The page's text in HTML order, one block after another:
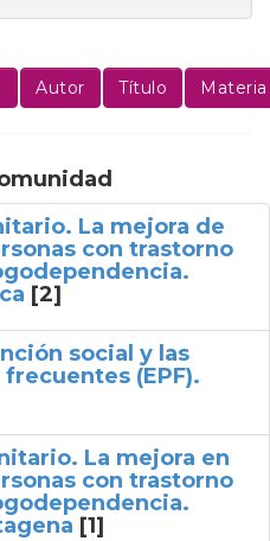
La mejora de
con trastorno
[2]
social y las
(EPF).
La mejora en
con trastorno
[1]